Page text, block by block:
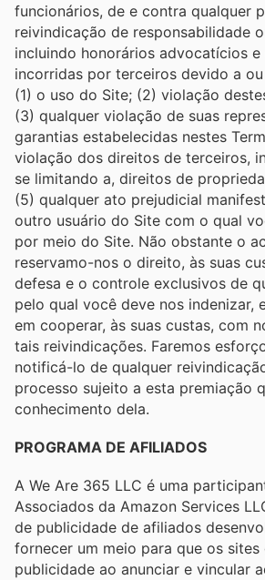
funcionários, de e contra qualquer
reivindicação de responsabilidade
incluindo honorários advocatícios e
incorridas por terceiros devido a
(1) o uso do Site; (2) violação
(3) qualquer violação de suas
garantias estabelecidas nestes
violação dos direitos de terceiros,
se limitando a, direitos de
(5) qualquer ato prejudicial
outro usuário do Site com o qual
por meio do Site. Não obstante o
reservamo-nos o direito, às suas
defesa e o controle exclusivos de
pelo qual você deve nos indenizar,
em cooperar, às suas custas, com
tais reivindicações. Faremos
notificá-lo de qualquer
processo sujeito a esta premiação
conhecimento dela.
PROGRAMA DE AFILIADOS
A We Are 365 LLC é uma
Associados da Amazon Services
de publicidade de afiliados
fornecer um meio para que os sites
publicidade ao anunciar e vincular